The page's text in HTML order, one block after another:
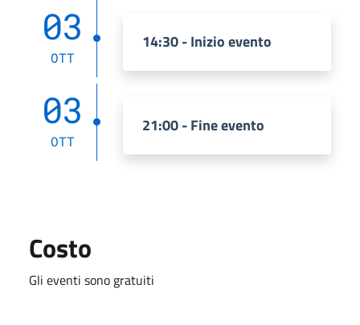
03
OTT
14:30 - Inizio evento
03
OTT
21:00 - Fine evento
Costo
Gli eventi sono gratuiti